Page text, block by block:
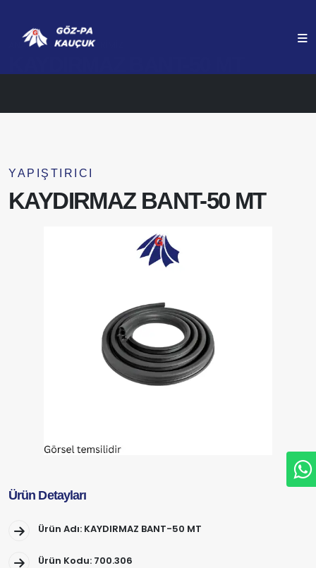
ANASAYFA ÜRÜNLERIMIZ
YAPIŞTIRICI
KAYDIRMAZ BANT-50 MT
Ürün Detayları
Ürün Adı: KAYDIRMAZ BANT-50 MT
Ürün Kodu: 700.306